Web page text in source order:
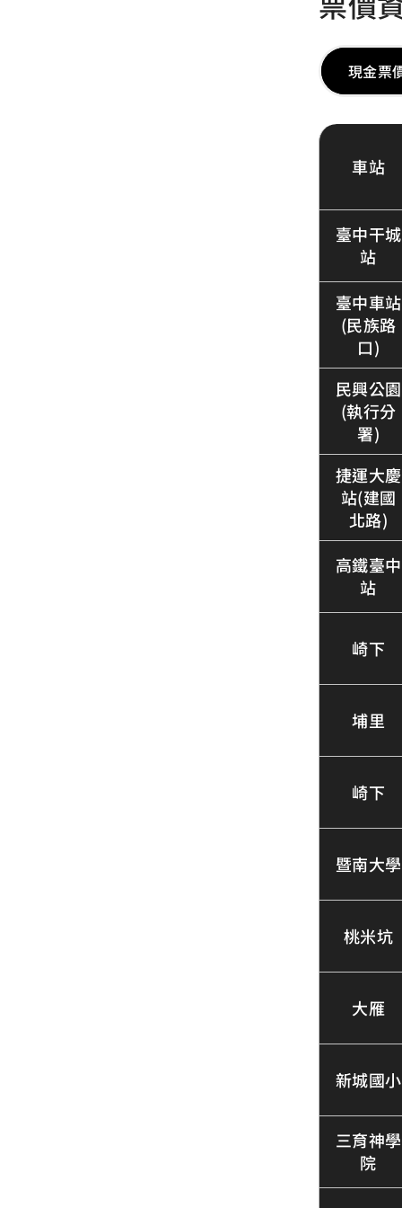
現金票
車站
臺中干城
站
臺中車站
(民族路
口)
民興公園
(執行分
署)
捷運大慶
站(建國
北路)
高鐵臺中
站
崎下
埔里
崎下
暨南大學
桃米坑
大雁
新城國小
三育神學
院